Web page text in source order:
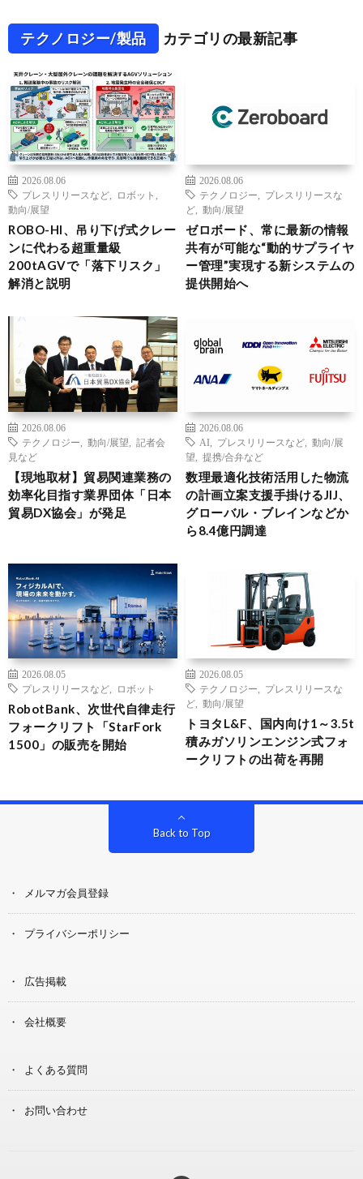
テクノロジー/製品 カテゴリの最新記事
2026.08.06
プレスリリースなど
ロボット
動向/展望
ROBO-HI、吊り下げ式クレー
ンに代わる超重量級
200tAGVで「落下リスク」
解消と説明
2026.08.06
テクノロジー
プレスリリースな
ど
動向/展望
ゼロボード、常に最新の情報
共有が可能な“動的サプライヤ
ー管理”実現する新システムの
提供開始へ
2026.08.06
テクノロジー
動向/展望
記者会
見など
【現地取材】貿易関連業務の
効率化目指す業界団体「日本
貿易DX協会」が発足
2026.08.06
AI
プレスリリースなど
動向/展
望
提携/合弁など
数理最適化技術活用した物流
の計画立案支援手掛けるJIJ、
グローバル・ブレインなどか
ら8.4億円調達
2026.08.05
プレスリリースなど
ロボット
RobotBank、次世代自律走行
フォークリフト「StarFork
1500」の販売を開始
2026.08.05
テクノロジー
プレスリリースな
ど
動向/展望
トヨタL&F、国内向け1～3.5t
積みガソリンエンジン式フォ
ークリフトの出荷を再開
Back to Top
メルマガ会員登録
プライバシーポリシー
広告掲載
会社概要
よくある質問
お問い合わせ